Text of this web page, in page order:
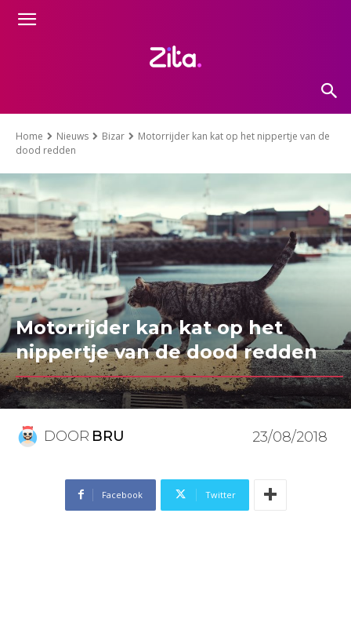
Home Nieuws Bizar
Motorrijder kan kat op het nippertje van de
dood redden
Motorrijder kan kat op het
nippertje van de dood redden
DOOR BRU 23/08/2018
Facebook Twitter